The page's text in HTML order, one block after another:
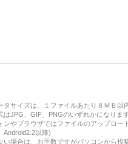
サイズは、１ファイルあたり８ＭＢ以
はJPG、GIF、PNGのいずれかになります
やブラウザではファイルのアップロー
Android2.2以降)
場合は、お手数ですがパソコンから投